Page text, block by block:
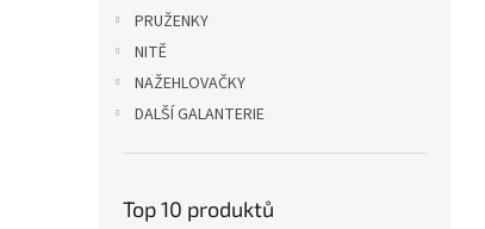
PRUŽENKY
NITĚ
NAŽEHLOVAČKY
DALŠÍ GALANTERIE
Top 10 produktů